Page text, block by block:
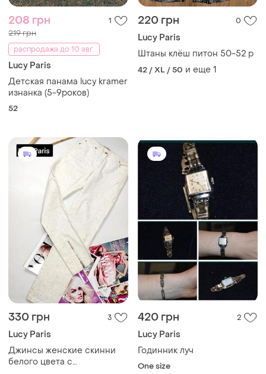
208 грн 1
219 грн
распродажа до 10 авг.
Lucy Paris
Детская панама lucy kramer
изнанка (5-9роков)
52
220 грн 0
Lucy Paris
Штаны клёш питон 50-52 р
42 / XL / 50 и еще 1
330 грн 3
Lucy Paris
Джинсы женские скинни
белого цвета с
420 грн 2
Lucy Paris
Годинник луч
One size